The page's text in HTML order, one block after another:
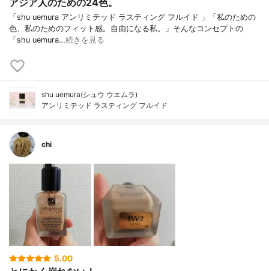
「shu uemura アンリミテッド ラスティング フルイド 」「私のための
色、私のためのフィット感。自由になる私。」そんなコンセプトの
「shu uemura…続きを見る
shu uemura(シュウ ウエムラ)
アンリミテッド ラスティング フルイド
chi
5.00